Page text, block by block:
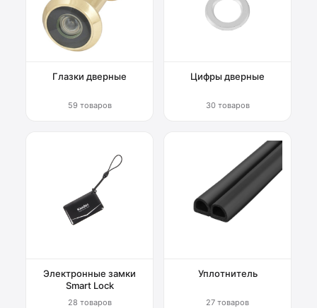
Глазки дверные
59 товаров
Цифры дверные
30 товаров
Электронные замки
Smart Lock
28 товаров
Уплотнитель
27 товаров